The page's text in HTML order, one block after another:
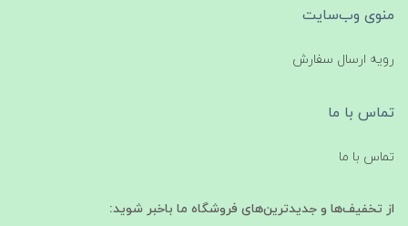
منوی وب‌سایت
رویه ارسال سفارش
تماس با ما
تماس با ما
از تخفیف‌ها و جدیدترین‌های فروشگاه ما باخبر شوید: